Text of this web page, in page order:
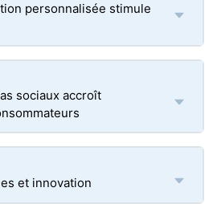
personnalisée stimule
sociaux accroît
et innovation